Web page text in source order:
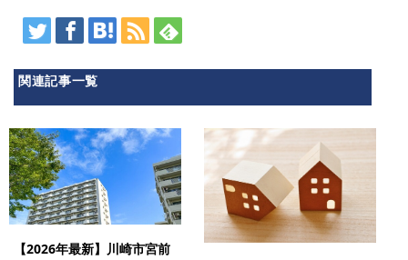
関連記事一覧
【2026年最新】川崎市宮前